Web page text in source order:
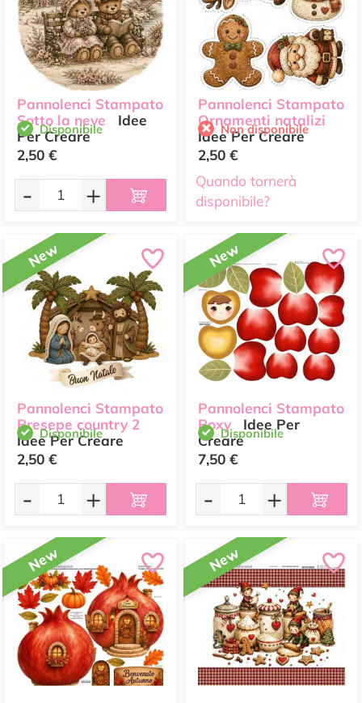
Pannolenci Stampato
Sotto la neve
Idee
Per Creare
Disponibile
2,50 €
- +
Pannolenci Stampato
Ornamenti natalizi
Idee Per Creare
Non disponibile
2,50 €
Quando tornerà
disponibile?
New
Pannolenci Stampato
Presepe country 2
Idee Per Creare
Disponibile
2,50 €
- +
New
Pannolenci Stampato
Roxy
Idee Per
CreareDisponibile
7,50 €
- +
New New